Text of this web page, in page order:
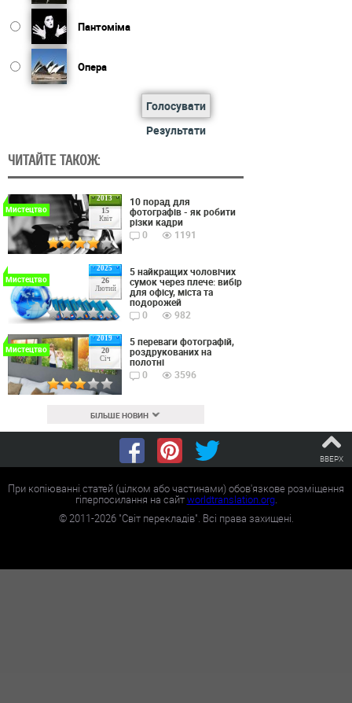
Пантоміма
Опера
Голосувати
Результати
ЧИТАЙТЕ ТАКОЖ:
2013
15
Квіт
Мистецтво
10 порад для
фотографів - як робити
різки кадри
0
1191
2025
26
Лютий
Мистецтво
5 найкращих чоловічих
сумок через плече: вибір
для офісу, міста та
подорожей
0
982
2019
20
Січ
Мистецтво
5 переваги фотографій,
роздрукованих на
полотні
0
3596
БІЛЬШЕ НОВИН
ВВЕРХ
При копіюванні статей (цілком або частинами) обов'язкове розміщення
гіперпосилання на сайтworldtranslation.org.
©2011-2026"Світ перекладів". Всі права захищені.